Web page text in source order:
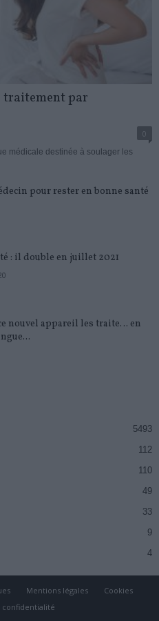
traitement par
0
médicale destinée à soulager les
pour rester en bonne santé
: il double en juillet 2021
nouvel appareil les traite… en
5493
112
110
49
33
9
4
Mentions légales
Cookies
confidentialité